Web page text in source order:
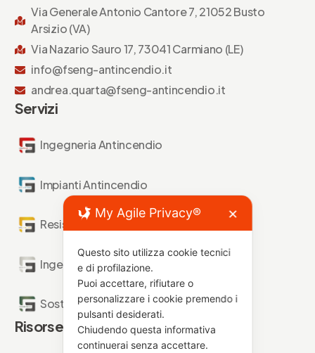
Via Generale Antonio Cantore 7, 21052 Busto
Arsizio (VA)
Via Nazario Sauro 17, 73041 Carmiano (LE)
info@fseng-antincendio.it
andrea.quarta@fseng-antincendio.it
Servizi
Ingegneria Antincendio
Impianti Antincendio
Resistenza al Fuoco
Ingegneria Forense
Sostenibilità Antincendio
Risorse
My Agile Privacy® ✕
Questo sito utilizza cookie tecnici
e di profilazione.
Puoi accettare, rifiutare o
personalizzare i cookie premendo i
pulsanti desiderati.
Chiudendo questa informativa
continuerai senza accettare.